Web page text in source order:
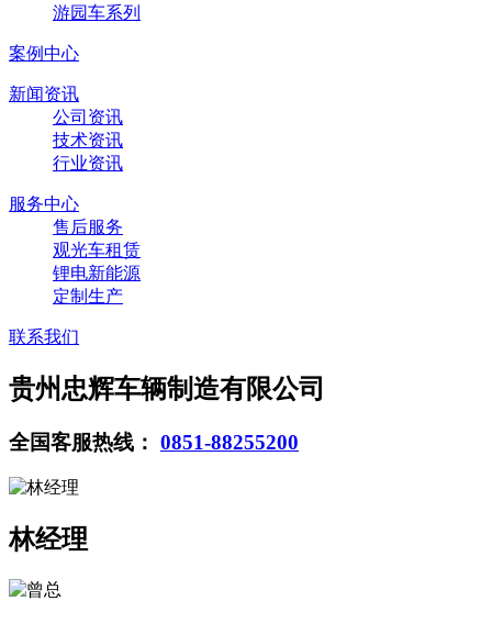
游园车系列
案例中心
新闻资讯
公司资讯
技术资讯
行业资讯
服务中心
售后服务
观光车租赁
锂电新能源
定制生产
联系我们
贵州忠辉车辆制造有限公司
全国客服热线： 0851-88255200
林经理